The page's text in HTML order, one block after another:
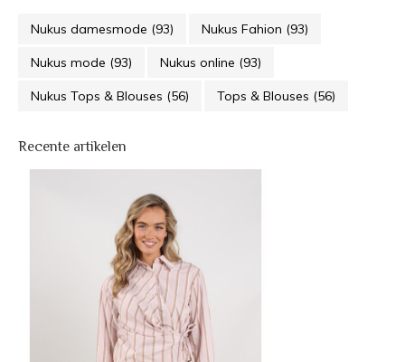
Nukus damesmode (93) Nukus Fahion (93)
Nukus mode (93) Nukus online (93)
Nukus Tops & Blouses (56) Tops & Blouses (56)
Recente artikelen